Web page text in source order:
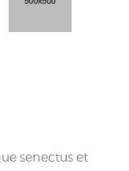
senectus et